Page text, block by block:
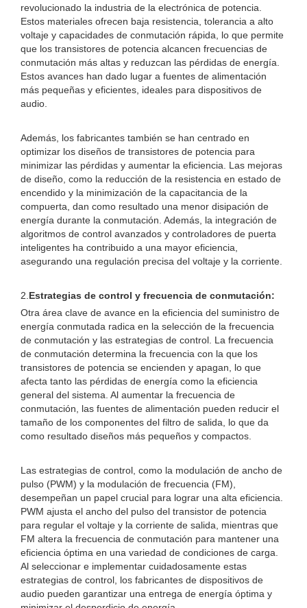
revolucionado la industria de la electrónica de potencia.
Estos materiales ofrecen baja resistencia, tolerancia a alto
voltaje y capacidades de conmutación rápida, lo que permite
que los transistores de potencia alcancen frecuencias de
conmutación más altas y reduzcan las pérdidas de energía.
Estos avances han dado lugar a fuentes de alimentación
más pequeñas y eficientes, ideales para dispositivos de
audio.
Además, los fabricantes también se han centrado en
optimizar los diseños de transistores de potencia para
minimizar las pérdidas y aumentar la eficiencia. Las mejoras
de diseño, como la reducción de la resistencia en estado de
encendido y la minimización de la capacitancia de la
compuerta, dan como resultado una menor disipación de
energía durante la conmutación. Además, la integración de
algoritmos de control avanzados y controladores de puerta
inteligentes ha contribuido a una mayor eficiencia,
asegurando una regulación precisa del voltaje y la corriente.
2. Estrategias de control y frecuencia de conmutación:
Otra área clave de avance en la eficiencia del suministro de
energía conmutada radica en la selección de la frecuencia
de conmutación y las estrategias de control. La frecuencia
de conmutación determina la frecuencia con la que los
transistores de potencia se encienden y apagan, lo que
afecta tanto las pérdidas de energía como la eficiencia
general del sistema. Al aumentar la frecuencia de
conmutación, las fuentes de alimentación pueden reducir el
tamaño de los componentes del filtro de salida, lo que da
como resultado diseños más pequeños y compactos.
Las estrategias de control, como la modulación de ancho de
pulso (PWM) y la modulación de frecuencia (FM),
desempeñan un papel crucial para lograr una alta eficiencia.
PWM ajusta el ancho del pulso del transistor de potencia
para regular el voltaje y la corriente de salida, mientras que
FM altera la frecuencia de conmutación para mantener una
eficiencia óptima en una variedad de condiciones de carga.
Al seleccionar e implementar cuidadosamente estas
estrategias de control, los fabricantes de dispositivos de
audio pueden garantizar una entrega de energía óptima y